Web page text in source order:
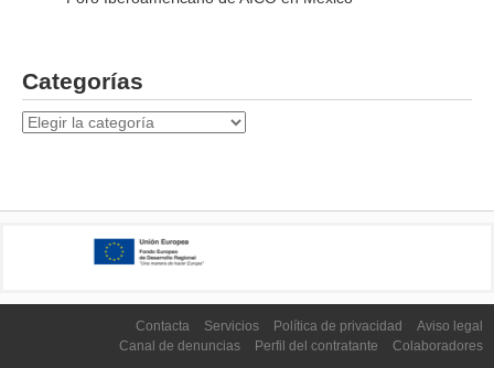
Categorías
Categorías
Contacta Servicios Política de privacidad
Aviso legal
Canal de denuncias
Perfil del contratante Colaboradores